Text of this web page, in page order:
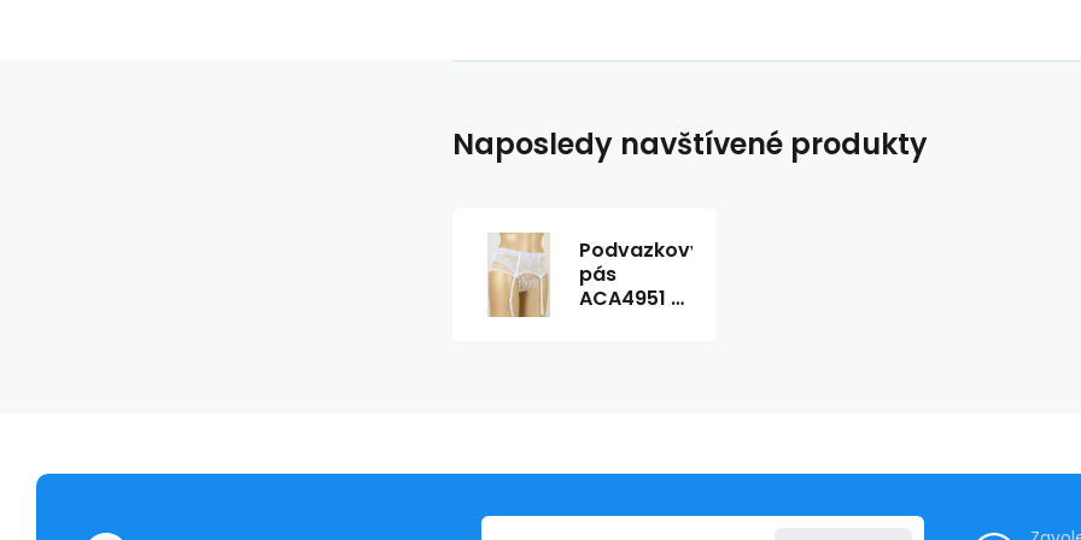
Naposledy navštívené produkty
Podvazkový
pás
ACA4951 -